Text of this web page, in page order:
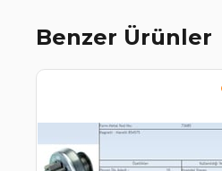
Benzer Ürünler